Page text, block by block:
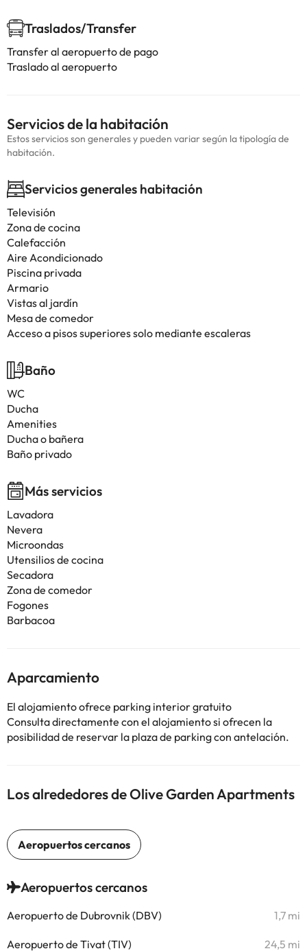
Traslados/Transfer
Transfer al aeropuerto de pago
Traslado al aeropuerto
Servicios de la habitación
Estos servicios son generales y pueden variar según la tipología de
habitación.
Servicios generales habitación
Televisión
Zona de cocina
Calefacción
Aire Acondicionado
Piscina privada
Armario
Vistas al jardín
Mesa de comedor
Acceso a pisos superiores solo mediante escaleras
Baño
WC
Ducha
Amenities
Ducha o bañera
Baño privado
Más servicios
Lavadora
Nevera
Microondas
Utensilios de cocina
Secadora
Zona de comedor
Fogones
Barbacoa
Aparcamiento
El alojamiento ofrece parking interior gratuito
Consulta directamente con el alojamiento si ofrecen la
posibilidad de reservar la plaza de parking con antelación.
Los alrededores de Olive Garden Apartments
Aeropuertos cercanos
Aeropuerto de Dubrovnik (DBV) 1,7 mi
Aeropuerto de Tivat (TIV) 24,5 mi